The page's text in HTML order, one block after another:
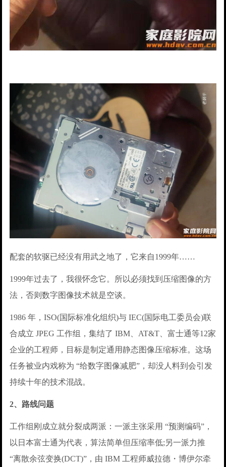
配套的软驱已经没有用武之地了，它来自1999年……
1999年过去了，我很怀念它。所以必须找到压缩图像的方
法，否则数字图像技术就是空谈。
1986 年，ISO(国际标准化组织)与 IEC(国际电工委员会)联
合成立 JPEG 工作组，集结了 IBM、AT&T、富士通等12家
企业的工程师，目标是制定通用静态图像压缩标准。这场
任务被业内戏称为 “给数字图像减肥”，却没人料到会引发
持续十年的技术混战。
2、路线问题
工作组刚成立就分裂成两派：一派主张采用 “预测编码”，
以日本富士通为代表，算法简单但压缩率低;另一派力推
“离散余弦变换(DCT)”，由 IBM 工程师威拉德・博伊尔牵